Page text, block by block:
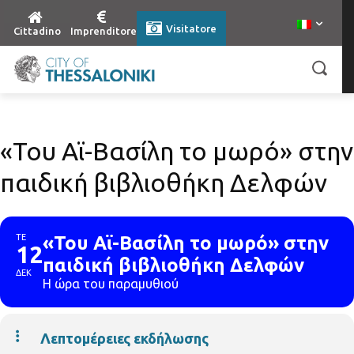
Cittadino Imprenditore Visitatore
«Του Αϊ-Βασίλη το μωρό» στην
παιδική βιβλιοθήκη Δελφών
ΤΕ
12
ΔΕΚ
«Του Αϊ-Βασίλη το μωρό» στην
παιδική βιβλιοθήκη Δελφών
Η ώρα του παραμυθιού
Λεπτομέρειες εκδήλωσης